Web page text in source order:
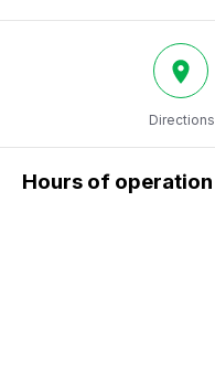
Directions
Hours of operation